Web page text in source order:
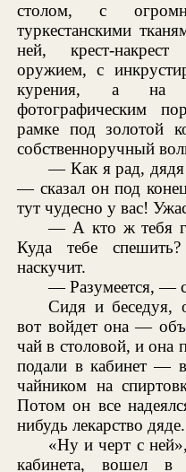
столом, с
туркестанскими
ней, крест-
оружием, с
курения, а на
фотографическим
рамке под золотой
собственноручный
— Как я рад, дядя
— сказал он под
тут чудесно у вас!
— А кто ж тебя
Куда тебе
наскучит.
— Разумеется, —
Сидя и беседуя,
вот войдет она —
чай в столовой, и она
подали в кабинет —
чайником на
Потом он все
нибудь лекарство
«Ну и черт с
кабинета, вошел в